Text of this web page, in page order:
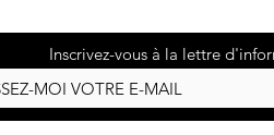
Inscrivez-vous à la lettre